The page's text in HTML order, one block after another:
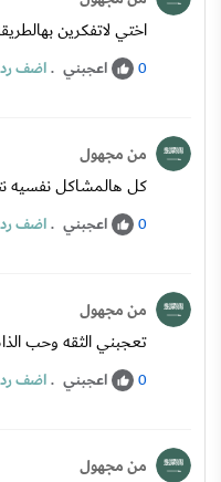
اختي لاتفكرين
0 اعجبني .اضف رد
من مجهول
كل هالمشاكل نفسيه
0 اعجبني .اضف رد
من مجهول
تعجبني الثقه وحب
0 اعجبني .اضف رد
من مجهول